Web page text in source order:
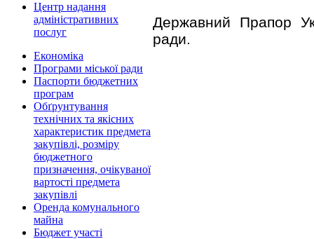
Центр надання
адміністративних
послуг
Економіка
Програми міської ради
Паспорти бюджетних
програм
Обґрунтування
технічних та якісних
характеристик предмета
закупівлі, розміру
бюджетного
призначення, очікуваної
вартості предмета
закупівлі
Оренда комунального
майна
Бюджет участі
Державний Прапор
ради.